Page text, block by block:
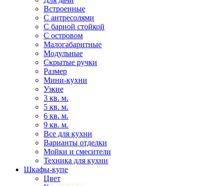
Встроенные
С антресолями
С барной стойкой
С островом
Малогабаритные
Модульные
Скрытые ручки
Размер
Мини-кухни
Узкие
3 кв. м.
5 кв. м.
6 кв. м.
9 кв. м.
Все для кухни
Варианты отделки
Мойки и смесители
Техника для кухни
Шкафы-купе
Цвет